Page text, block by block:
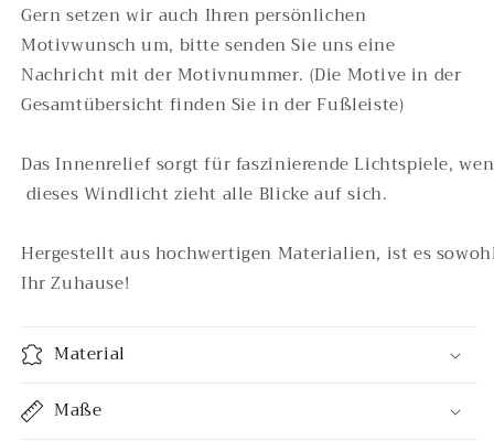
Gern setzen wir auch Ihren persönlichen
Motivwunsch um, bitte senden Sie uns eine
Nachricht mit der Motivnummer. (Die Motive in der
Gesamtübersicht finden Sie in der Fußleiste)
Das Innenreliefsorgt fürfaszinierende Lichtspiele, wen
dieses Windlichtzieht alle Blickeauf sich.
Hergestellt aus hochwertigen Materialien, istessowoh
IhrZuhause!
Material
Maße